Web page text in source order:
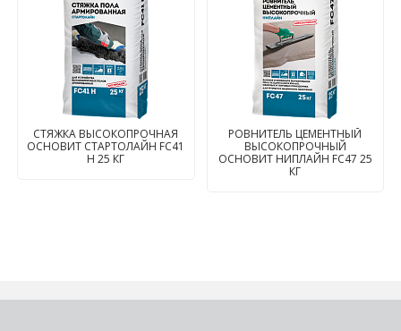
СТЯЖКА ВЫСОКОПРОЧНАЯ
ОСНОВИТ СТАРТОЛАЙН FC41
H 25 КГ
РОВНИТЕЛЬ ЦЕМЕНТНЫЙ
ВЫСОКОПРОЧНЫЙ
ОСНОВИТ НИПЛАЙН FC47 25
КГ